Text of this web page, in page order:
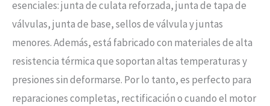
esenciales: junta de culata reforzada, junta de tapa de
válvulas, junta de base, sellos de válvula y juntas
menores. Además, está fabricado con materiales de alta
resistencia térmica que soportan altas temperaturas y
presiones sin deformarse. Por lo tanto, es perfecto para
reparaciones completas, rectificación o cuando el motor